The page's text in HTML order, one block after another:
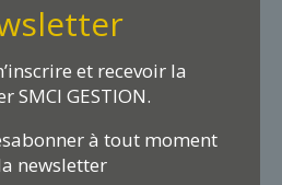
et recevoir la
SMCI GESTION.
à tout moment
newsletter